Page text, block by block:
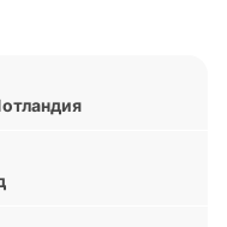
стать
из них.